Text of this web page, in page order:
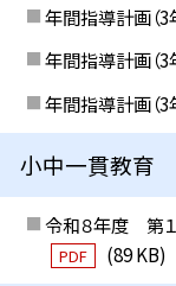
年間指導計画（3
年間指導計画（3
年間指導計画（3
小中一貫教育
令和８年度 第
PDF (89 KB)